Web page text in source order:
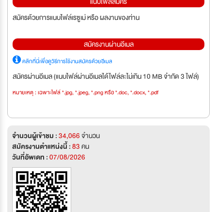
สมัครด้วยการแนบไฟล์เรซูเม่ หรือ ผลงานของท่าน
สมัครงานผ่านอีเมล
คลิกที่นี่เพื่อดูวิธีการใช้งานสมัครด้วยอีเมล
สมัครผ่านอีเมล (แนบไฟล์ผ่านอีเมลได้ไฟล์ละไม่เกิน 10 MB จำกัด 3 ไฟล์)
หมายเหตุ : เฉพาะไฟล์ *.jpg, *.jpeg, *.png หรือ *.doc, *.docx, *.pdf
จำนวนผู้เข้าชม :34,066จำนวน
สมัครงานตำแหน่งนี้ :83คน
วันที่อัพเดท :07/08/2026